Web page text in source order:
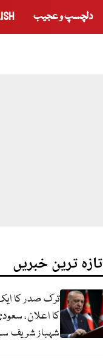
دلچسپ و عجیب
تازہ ترین خبریں
ترک صدر کا
کا اعلان،
شہباز شریف